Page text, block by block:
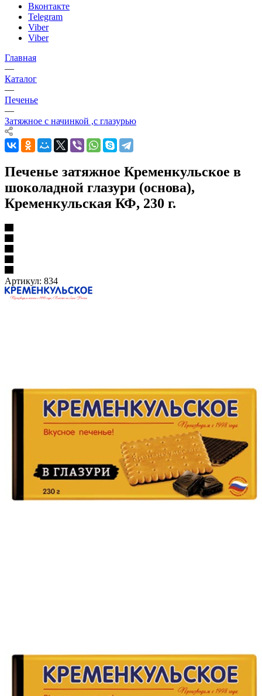
Вконтакте
Telegram
Viber
Viber
Главная
—
Каталог
—
Печенье
—
Затяжное с начинкой ,с глазурью
Печенье затяжное Кременкульское в
шоколадной глазури (основа),
Кременкульская КФ, 230 г.
Артикул: 834